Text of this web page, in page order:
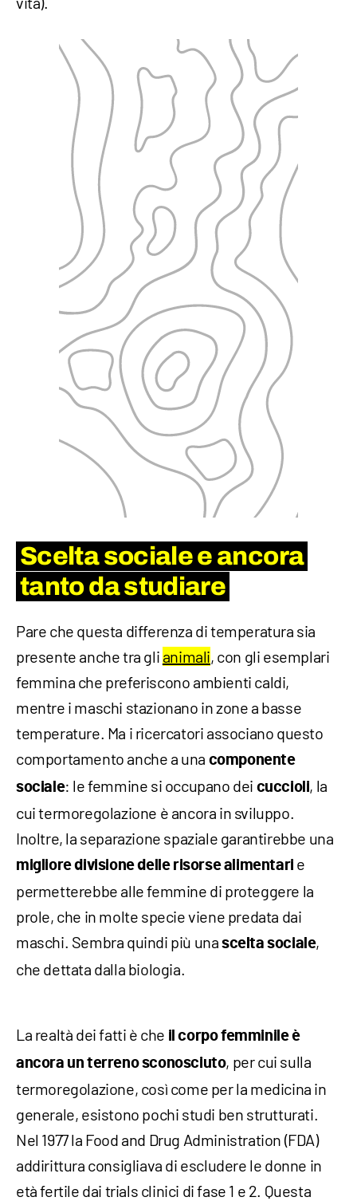
Scelta sociale e ancora
tanto da studiare
Pare che questa differenza di temperatura sia
presente anche tra gli animali, con gli esemplari
femmina che preferiscono ambienti caldi,
mentre i maschi stazionano in zone a basse
temperature. Ma i ricercatori associano questo
comportamento anche a una componente
sociale: le femmine si occupano dei cuccioli, la
cui termoregolazione è ancora in sviluppo.
Inoltre, la separazione spaziale garantirebbe una
migliore divisione delle risorse alimentari e
permetterebbe alle femmine di proteggere la
prole, che in molte specie viene predata dai
maschi. Sembra quindi più unascelta sociale,
che dettata dalla biologia.
La realtà dei fatti è che il corpo femminile è
ancora un terreno sconosciuto, per cui sulla
termoregolazione, così come per la medicina in
generale, esistono pochi studi ben strutturati.
Nel 1977 la Food and Drug Administration (FDA)
addirittura consigliava di escludere le donne in
età fertile dai trials clinici di fase 1 e 2. Questa